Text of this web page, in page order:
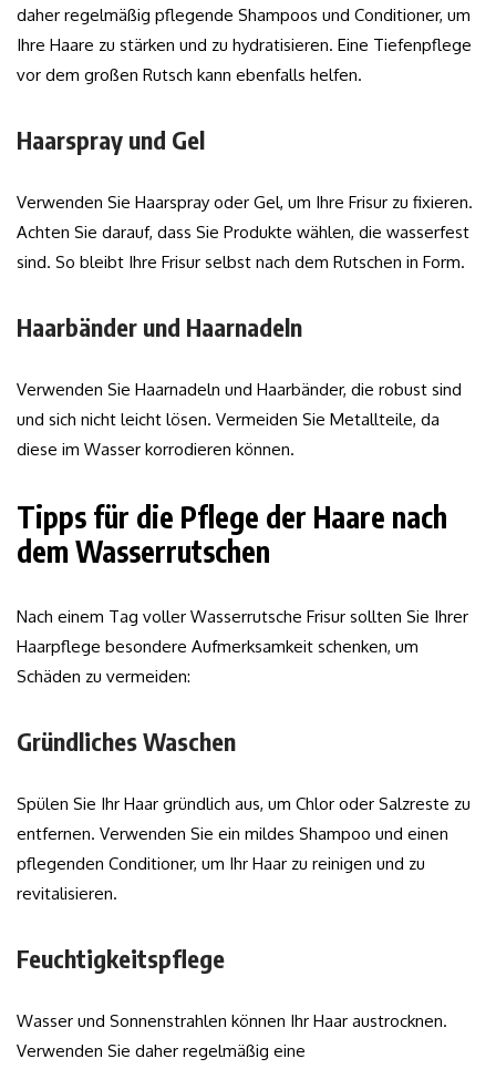
daher regelmäßig pflegende Shampoos und Conditioner, um
Ihre Haare zu stärken und zu hydratisieren. Eine Tiefenpflege
vor dem großen Rutsch kann ebenfalls helfen.
Haarspray und Gel
Verwenden Sie Haarspray oder Gel, um Ihre Frisur zu fixieren.
Achten Sie darauf, dass Sie Produkte wählen, die wasserfest
sind. So bleibt Ihre Frisur selbst nach dem Rutschen in Form.
Haarbänder und Haarnadeln
Verwenden Sie Haarnadeln und Haarbänder, die robust sind
und sich nicht leicht lösen. Vermeiden Sie Metallteile, da
diese im Wasser korrodieren können.
Tipps für die Pflege der Haare nach
dem Wasserrutschen
Nach einem Tag voller Wasserrutsche Frisur sollten Sie Ihrer
Haarpflege besondere Aufmerksamkeit schenken, um
Schäden zu vermeiden:
Gründliches Waschen
Spülen Sie Ihr Haar gründlich aus, um Chlor oder Salzreste zu
entfernen. Verwenden Sie ein mildes Shampoo und einen
pflegenden Conditioner, um Ihr Haar zu reinigen und zu
revitalisieren.
Feuchtigkeitspflege
Wasser und Sonnenstrahlen können Ihr Haar austrocknen.
Verwenden Sie daher regelmäßig eine